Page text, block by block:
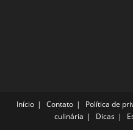
Início Contato Política de
culinária
Dicas